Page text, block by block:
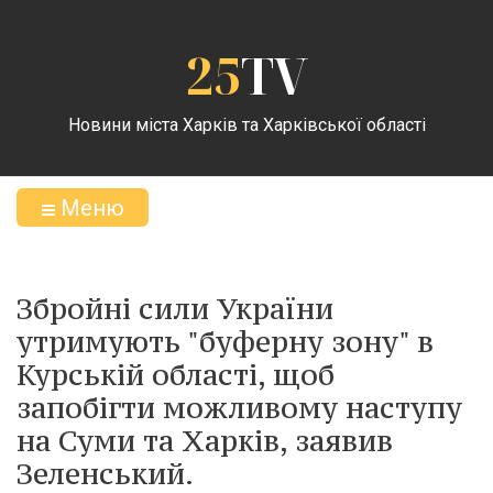
25TV
Новини міста Харків та Харківської області
Меню
Збройні сили України
утримують "буферну зону" в
Курській області, щоб
запобігти можливому наступу
на Суми та Харків, заявив
Зеленський.